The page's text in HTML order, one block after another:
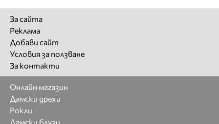
За сайта
Реклама
Добави сайт
Условия за ползване
За контакти
Онлайн магазин
Дамски дрехи
Рокли
Дамски блузи